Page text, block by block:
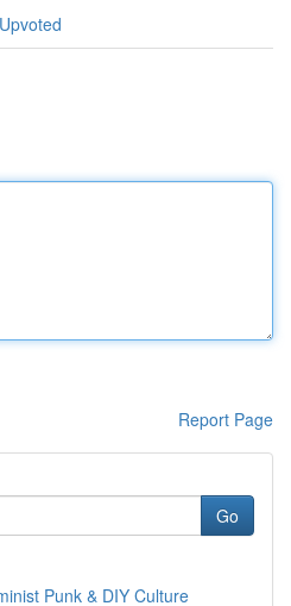
Report Page
Go
Punk & DIY Culture